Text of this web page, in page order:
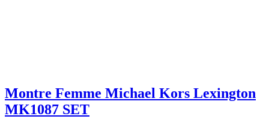
Montre Femme Michael Kors Lexington
MK1087 SET